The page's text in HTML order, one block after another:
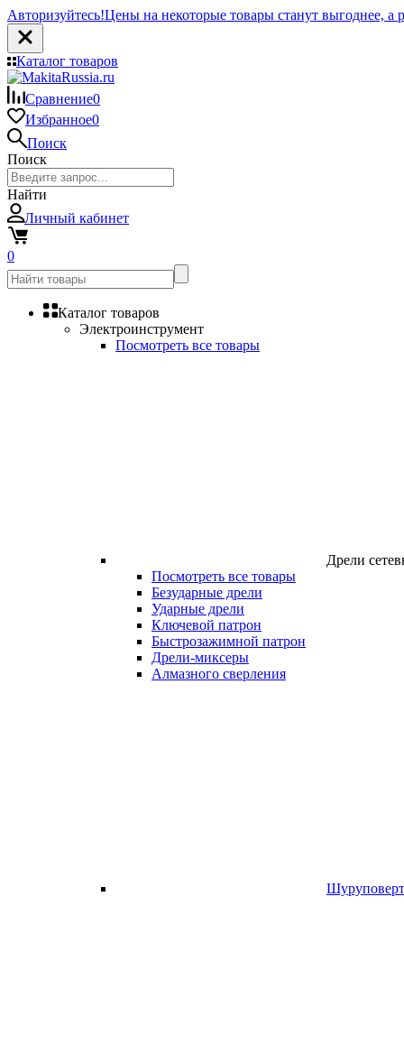
Авторизуйтесь!Цены на некоторые товары станут выгоднее, а
Каталог товаров
Сравнение0
Избранное0
Поиск
Поиск
Найти
Личный кабинет
0
Каталог товаров
Электроинструмент
Посмотреть все товары
Дрели
Посмотреть все товары
Безударные дрели
Ударные дрели
Ключевой патрон
Быстрозажимной патрон
Дрели-миксеры
Алмазного сверления